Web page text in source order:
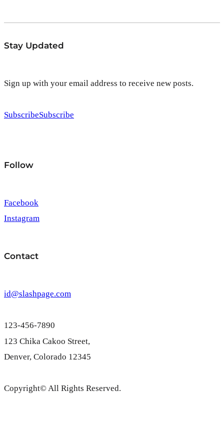
Stay Updated
Sign up with your email address to receive new posts.
SubscribeSubscribe
Follow
Facebook
Instagram
Contact
id@slashpage.com
123-456-7890
123 Chika Cakoo Street,
Denver, Colorado 12345
Copyright© All Rights Reserved.